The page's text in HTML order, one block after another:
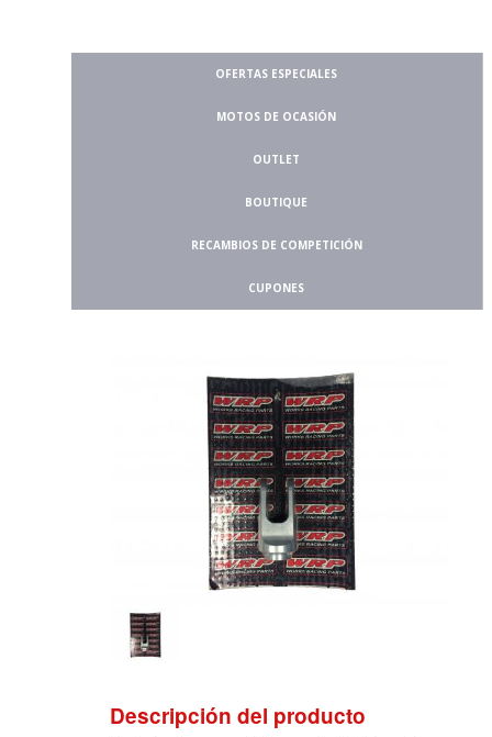
OFERTAS ESPECIALES
MOTOS DE OCASIÓN
OUTLET
BOUTIQUE
RECAMBIOS DE COMPETICIÓN
CUPONES
Descripción del producto